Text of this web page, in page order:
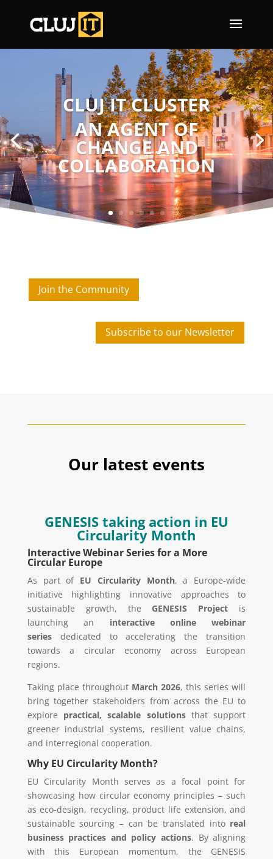
CLUJ IT CLUSTER
AN AGENT OF
CHANGE AND
COLLABORATION
Join the Community
Subscribe to our Newsletter
Our latest events
GENESIS taking action in EU
Circularity Month
Interactive Webinar Series for a More
Circular Europe
As part of EU Circularity Month, a Europe-wide
initiative highlighting innovative approaches to
sustainable growth, the GENESIS Project is
launching an interactive online webinar
seriesdedicated to accelerating the transition
towards a circular economy across European
regions.
Taking place throughout March 2026, this series will
bring together stakeholders from across the EU to
explore practical, scalable solutionsthat support
greener industrial systems, resilient value chains,
and interregional cooperation.
Why EU Circularity Month?
EU Circularity Month serves as a focal point for
showcasing how circular economy principles – such
as eco-design, recycling, product life extension, and
sustainable sourcing – can be translated into real
business practices and policy actions. By aligning
with this European momentum, the GENESIS